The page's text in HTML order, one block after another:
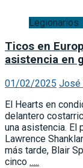
Legionarios
Ticos en
asistencia en
01/02/2025 José
El Hearts en
delantero
una asistencia. El
Lawrence
más tarde, Blair
cinco …..